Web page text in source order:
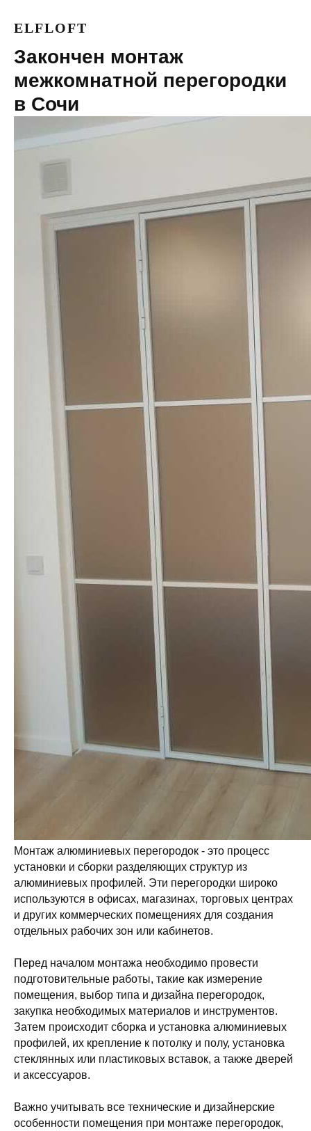
ELFLOFT
Закончен монтаж
межкомнатной перегородки
в Сочи
Монтаж алюминиевых перегородок - это процесс
установки и сборки разделяющих структур из
алюминиевых профилей. Эти перегородки широко
используются в офисах, магазинах, торговых центрах
и других коммерческих помещениях для создания
отдельных рабочих зон или кабинетов.
Перед началом монтажа необходимо провести
подготовительные работы, такие как измерение
помещения, выбор типа и дизайна перегородок,
закупка необходимых материалов и инструментов.
Затем происходит сборка и установка алюминиевых
профилей, их крепление к потолку и полу, установка
стеклянных или пластиковых вставок, а также дверей
и аксессуаров.
Важно учитывать все технические и дизайнерские
особенности помещения при монтаже перегородок,